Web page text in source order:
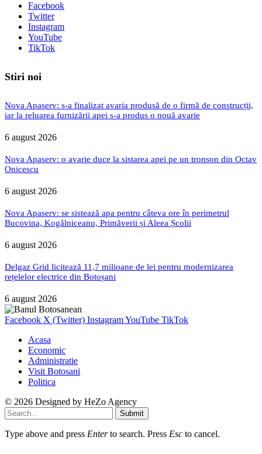
Facebook
Twitter
Instagram
YouTube
TikTok
Stiri noi
Nova Apaserv: s-a finalizat avaria produsă de o firmă de construcții,
iar la reluarea furnizării apei s-a produs o nouă avarie
6 august 2026
Nova Apaserv: o avarie duce la sistarea apei pe un tronson din Octav
Onicescu
6 august 2026
Nova Apaserv: se sistează apa pentru câteva ore în perimetrul
Bucovina, Kogălniceanu, Primăverii și Aleea Școlii
6 august 2026
Delgaz Grid licitează 11,7 milioane de lei pentru modernizarea
rețelelor electrice din Botoșani
6 august 2026
Facebook X (Twitter) InstagramYouTube TikTok
Acasa
Economic
Administratie
Visit Botosani
Politica
© 2026 Designed by HeZo Agency
Submit
Type above and press Enterto search. Press Esc to cancel.